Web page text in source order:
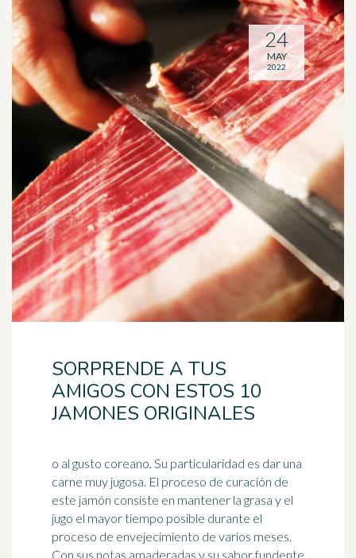
SORPRENDE A TUS
AMIGOS CON ESTOS 10
JAMONES ORIGINALES
o al gusto coreano. Su particularidad es dar una
carne muy jugosa. El proceso de curación de
este jamón consiste en mantener la grasa y el
jugo el mayor tiempo posible durante el
proceso de envejecimiento de varios meses.
Con sus notas amaderadas y su sabor fundente
24
MAY
2022